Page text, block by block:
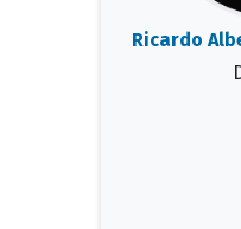
Ricardo